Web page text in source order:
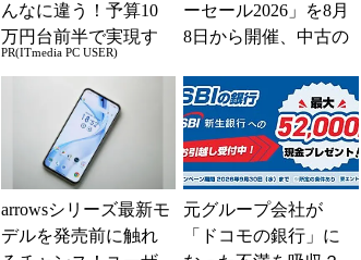
んなに違う！予算10
万円台前半で実現す
る快適PCライフ
PR(ITmedia PC USER)
ーセール2026」を8月
8日から開催、中古の
得に
arrowsシリーズ最新モ
デルを発売前に触れ
元グループ会社が
「ドコモの銀行」に